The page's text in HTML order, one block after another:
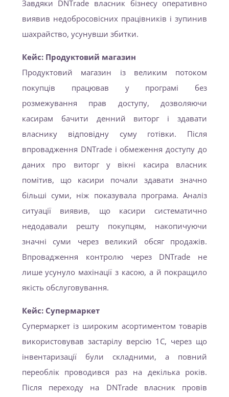
Завдяки DNTrade власник бізнесу оперативно
виявив недобросовісних працівників і зупинив
шахрайство, усунувши збитки.
Кейс: Продуктовий магазин
Продуктовий магазин із великим потоком
покупців працював у програмі без
розмежування прав доступу, дозволяючи
касирам бачити денний виторг і здавати
власнику відповідну суму готівки. Після
впровадження DNTrade і обмеження доступу до
даних про виторг у вікні касира власник
помітив, що касири почали здавати значно
більші суми, ніж показувала програма. Аналіз
ситуації виявив, що касири систематично
недодавали решту покупцям, накопичуючи
значні суми через великий обсяг продажів.
Впровадження контролю через DNTrade не
лише усунуло махінації з касою, а й покращило
якість обслуговування.
Кейс: Супермаркет
Супермаркет із широким асортиментом товарів
використовував застарілу версію 1С, через що
інвентаризації були складними, а повний
переоблік проводився раз на декілька років.
Після переходу на DNTrade власник провів